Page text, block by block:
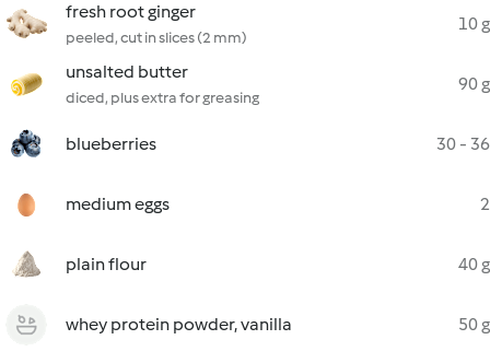
fresh root ginger
peeled, cut in slices (2 mm)
10 g
unsalted butter
diced, plus extra for greasing
90 g
blueberries 30 - 36
medium eggs 2
plain flour 40 g
whey protein powder, vanilla 50 g